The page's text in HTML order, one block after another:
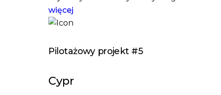
więcej
Pilotażowy projekt #5
Cypr